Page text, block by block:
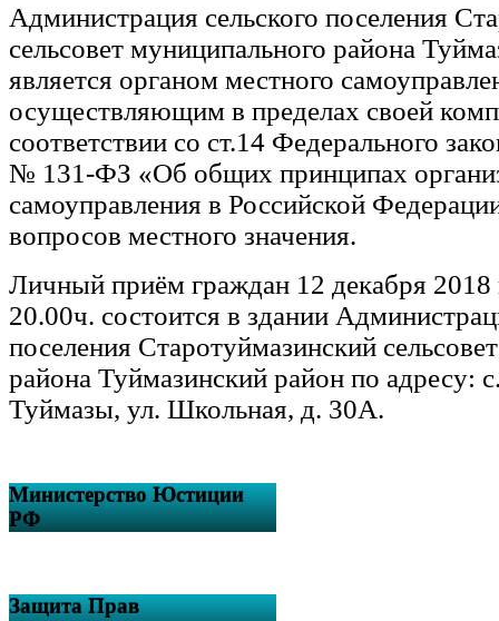
Администрация сельского поселения
сельсовет муниципального района
является органом местного
осуществляющим в пределах своей
соответствии со ст.14 Федерального
№ 131-ФЗ «Об общих принципах
самоуправления в Российской
вопросов местного значения.
Личный приём граждан 12 декабря 2018
20.00ч. состоится в здании
поселения Старотуймазинский
района Туймазинский район по адресу:
Туймазы, ул. Школьная, д. 30А.
Министерство Юстиции
РФ
Защита Прав